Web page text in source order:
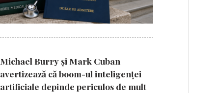
Michael Burry și Mark Cuban
avertizează că boom-ul inteligenței
artificiale depinde periculos de mult